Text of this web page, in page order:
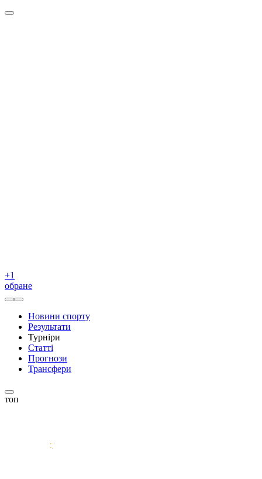
+1
обране
Новини спорту
Результати
Турніри
Статті
Прогнози
Трансфери
топ